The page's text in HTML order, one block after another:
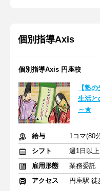
個別指導Axis
個別指導Axis 円座校
【塾
生活と
～★
給与
1コマ(80
シフト
週1日以
雇用形態
業務委託
アクセス
円座駅 徒